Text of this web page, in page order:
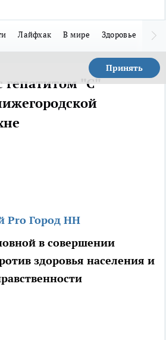
Лайфхак В мире Здоровье
Принять
гепатитом "С"
Pro Город НН
в совершении
здоровья населения и